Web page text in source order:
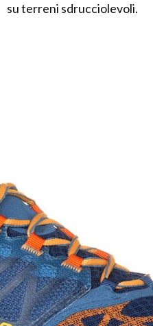
su terreni sdrucciolevoli.